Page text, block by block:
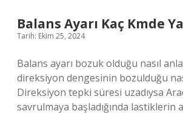
Balans Ayarı Kaç Kmde
Tarih: Ekim 25, 2024
Balans ayarı bozuk olduğu nasıl
direksiyon dengesinin bozulduğu
Direksiyon tepki süresi uzadıysa
savrulmaya başladığında lastiklerin